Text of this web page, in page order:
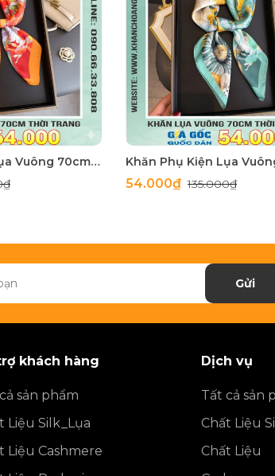
Khăn Phụ Kiện Lụa Vuông 70cm - Thế Giới Khăn Đẹp C1062_2
54.000₫135.000₫
Gửi
khách hàng
sản phẩm
Liệu Silk_Lụa
Liệu Cashmere
Dịch vụ
Tất cả sản
Chất Liệu
Chất Liệu